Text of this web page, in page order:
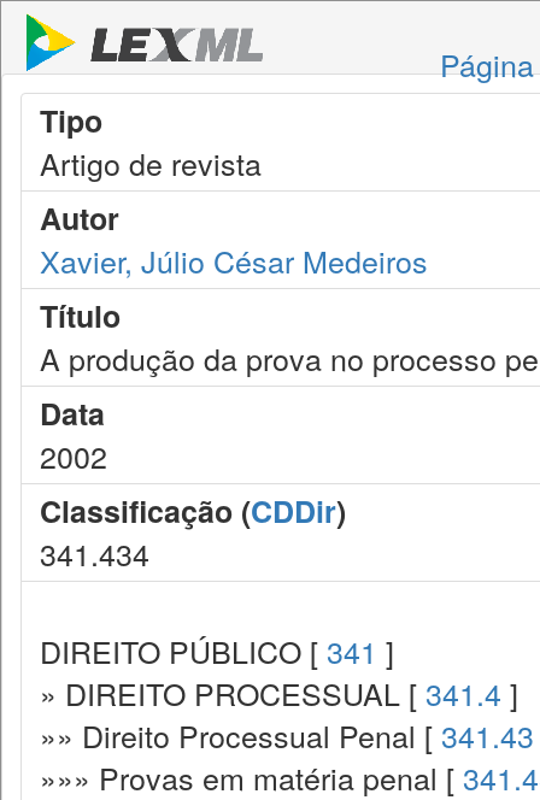
Tipo
Artigo de revista
Autor
Xavier, Júlio César Medeiros
Título
A produção da prova no processo
Data
2002
Classificação (CDDir)
341.434
DIREITO PÚBLICO [ 341 ]
» DIREITO PROCESSUAL [ 341.4 ]
»» Direito Processual Penal [ 341.43
»»» Provas em matéria penal [